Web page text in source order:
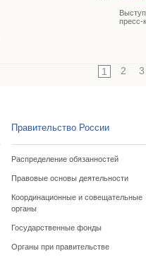
пресс-
1 2 3
Правительство России
Распределение обязанностей
Правовые основы деятельности
Координационные и совещательные
органы
Государственные фонды
Органы при правительстве